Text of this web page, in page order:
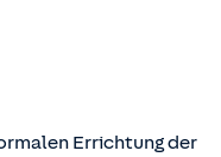
Errichtung der